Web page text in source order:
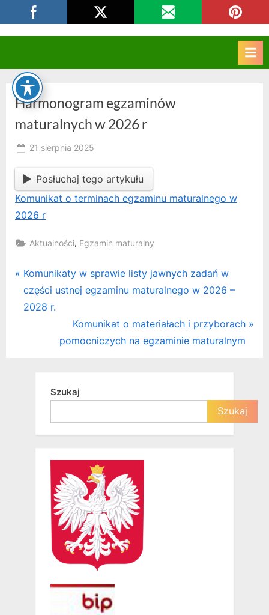
to
CKZIU Strzelce Opolskie
Harmonogram egzaminów
maturalnych w 2026 r
Posted
21 sierpnia 2025
Posłuchaj tego artykułu
Komunikat o terminach egzaminu maturalnego w
2026 r
Aktualności, Egzamin maturalny
Nawigacja
wpisu
P
r
e
Komunikaty w sprawie listy jawnych zadań w
części ustnej egzaminu maturalnego w 2026 –
2028 r.
N
e
P
s
:
Komunikat o materiałach i przyborach
pomocniczych na egzaminie maturalnym
Szukaj
Szukaj